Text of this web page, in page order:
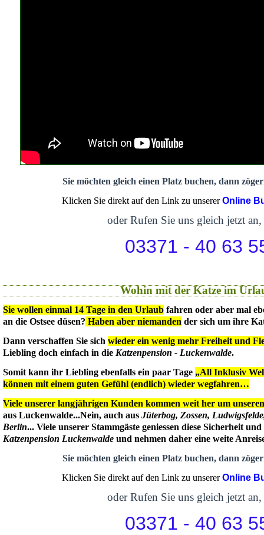
Sie möchten gleich einen Platz buchen, dann
Klicken Sie direkt auf den Link zu unsererOnline
oder Rufen Sie uns gleich jetzt an,
03371 - 40 63
Wohin mit der Katze im
Sie wollen einmal 14 Tage in den Urlaub fahren oder aber mal
an die Ostsee düsen? Haben aber niemanden der sich um ihre
Dann verschaffen Sie sich wieder ein wenig mehr Freiheit und
Liebling doch einfach in die Katzenpension - Luckenwalde.
Somit kann ihr Liebling ebenfalls ein paar Tage „All Inklusiv
können mit einem guten Gefühl (endlich) wieder wegfahren…
Viele unserer langjährigen Kunden kommen weit her um
aus Luckenwalde...Nein, auch aus Jüterbog, Zossen,
Berlin... Viele unserer Stammgäste geniessen diese Sicherheit
Katzenpension Luckenwalde und nehmen daher eine weite
Sie möchten gleich einen Platz buchen, dann
Klicken Sie direkt auf den Link zu unsererOnline
oder Rufen Sie uns gleich jetzt an,
03371 - 40 63